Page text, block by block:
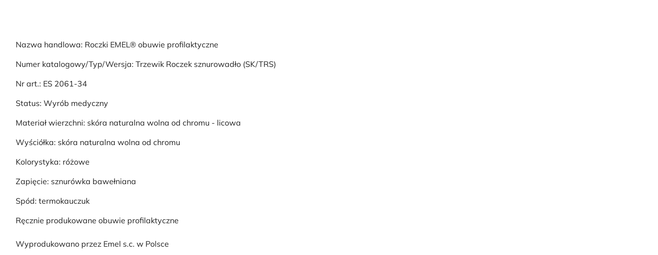
Nazwa handlowa: Roczki EMEL® obuwie profilaktyczne
Numer katalogowy/Typ/Wersja: Trzewik Roczek sznurowadło (SK/TRS)
Nr art.: ES 2061-34
Status: Wyrób medyczny
Materiał wierzchni: skóra naturalna wolna od chromu - licowa
Wyściółka: skóra naturalna wolna od chromu
Kolorystyka: różowe
Zapięcie: sznurówka bawełniana
Spód: termokauczuk
Ręcznie produkowane obuwie profilaktyczne
Wyprodukowano przez Emel s.c. w Polsce